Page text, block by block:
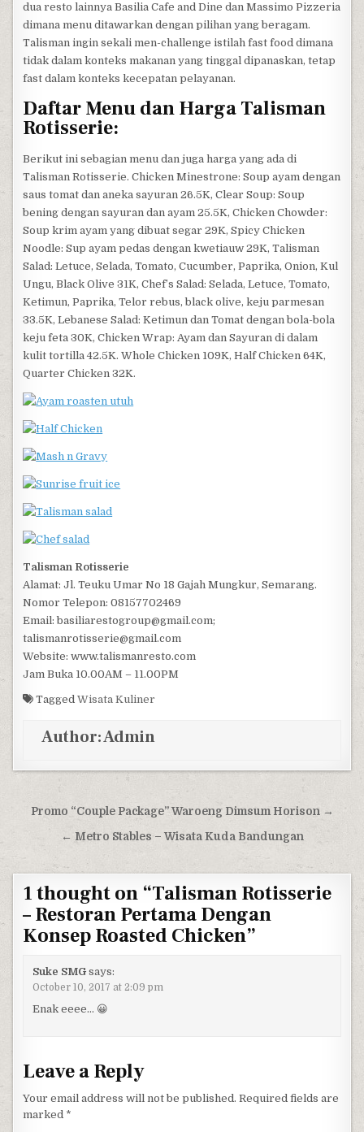
dua resto lainnya Basilia Cafe and Dine dan Massimo Pizzeria
dimana menu ditawarkan dengan pilihan yang beragam.
Talisman ingin sekali men-challenge istilah fast food dimana
tidak dalam konteks makanan yang tinggal dipanaskan, tetap
fast dalam konteks kecepatan pelayanan.
Daftar Menu dan Harga Talisman
Rotisserie:
Berikut ini sebagian menu dan juga harga yang ada di
Talisman Rotisserie. Chicken Minestrone: Soup ayam dengan
saus tomat dan aneka sayuran 26.5K, Clear Soup: Soup
bening dengan sayuran dan ayam 25.5K, Chicken Chowder:
Soup krim ayam yang dibuat segar 29K, Spicy Chicken
Noodle: Sup ayam pedas dengan kwetiauw 29K, Talisman
Salad: Letuce, Selada, Tomato, Cucumber, Paprika, Onion, Kul
Ungu, Black Olive 31K, Chef’s Salad: Selada, Letuce, Tomato,
Ketimun, Paprika, Telor rebus, black olive, keju parmesan
33.5K, Lebanese Salad: Ketimun dan Tomat dengan bola-bola
keju feta 30K, Chicken Wrap: Ayam dan Sayuran di dalam
kulit tortilla 42.5K. Whole Chicken 109K, Half Chicken 64K,
Quarter Chicken 32K.
Talisman Rotisserie
Alamat: Jl. Teuku Umar No 18 Gajah Mungkur, Semarang.
Nomor Telepon: 08157702469
Email: basiliarestogroup@gmail.com;
talismanrotisserie@gmail.com
Website: www.talismanresto.com
Jam Buka 10.00AM – 11.00PM
TaggedWisata Kuliner
Author:Admin
Post navigation
Promo “Couple Package” Waroeng Dimsum Horison →
← Metro Stables – Wisata Kuda Bandungan
1 thought on “Talisman Rotisserie
– Restoran Pertama Dengan
Konsep Roasted Chicken”
Suke SMG says:
October 10, 2017 at 2:09 pm
Enak eeee… 😀
Leave a Reply
Your email address will not be published. Required fields are
marked *